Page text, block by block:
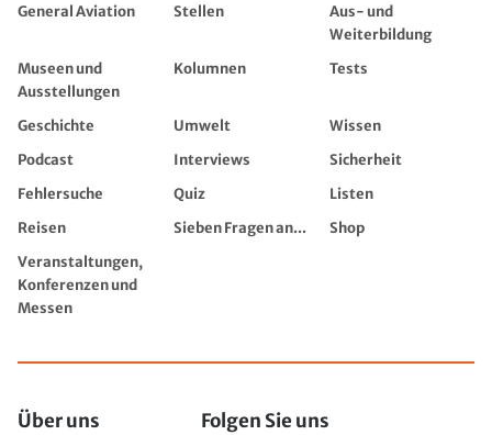
General Aviation
Stellen
Aus- und
Weiterbildung
Museen und
Ausstellungen
Kolumnen Tests
Geschichte Umwelt
Wissen
Podcast
Interviews
Sicherheit
Fehlersuche
Quiz
Listen
Reisen
Sieben Fragen an...
Shop
Veranstaltungen,
Konferenzen und
Messen
Über uns Folgen Sie uns